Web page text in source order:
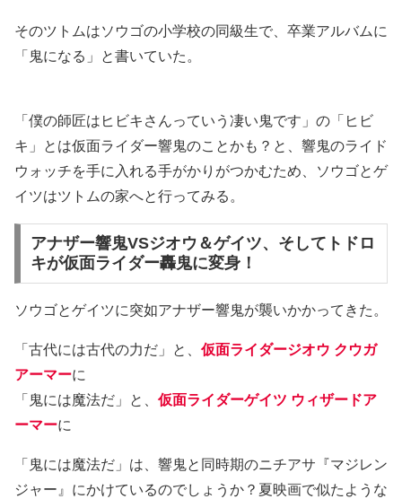
そのツトムはソウゴの小学校の同級生で、卒業アルバムに
「鬼になる」と書いていた。
「僕の師匠はヒビキさんっていう凄い鬼です」の「ヒビ
キ」とは仮面ライダー響鬼のことかも？と、響鬼のライド
ウォッチを手に入れる手がかりがつかむため、ソウゴとゲ
イツはツトムの家へと行ってみる。
アナザー響鬼VSジオウ＆ゲイツ、そしてトドロ
キが仮面ライダー轟鬼に変身！
ソウゴとゲイツに突如アナザー響鬼が襲いかかってきた。
「古代には古代の力だ」と、 仮面ライダージオウ クウガ
アーマーに
「鬼には魔法だ」と、 仮面ライダーゲイツ ウィザードア
ーマーに
「鬼には魔法だ」は、響鬼と同時期のニチアサ『マジレン
ジャー』にかけているのでしょうか？夏映画で似たような